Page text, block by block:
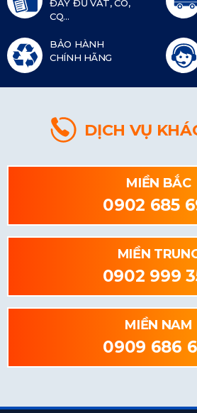
ĐẦY ĐỦ VAT, CO,
CQ...
BẢO HÀNH
CHÍNH HÃNG
DỊCH VỤ
MIỀN BẮC
0902 685
MIỀN
0902 999
MIỀN NAM
0909 686